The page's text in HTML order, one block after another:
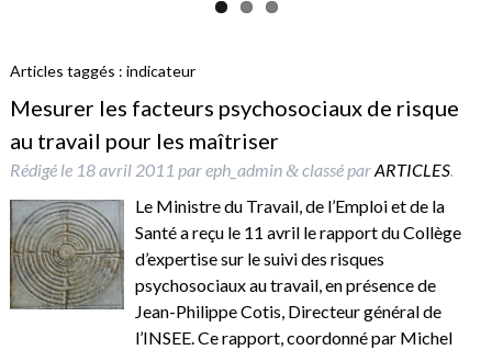
Articles taggés : indicateur
Mesurer les facteurs psychosociaux de risque
au travail pour les maîtriser
Rédigé le 18 avril 2011 pareph_admin &classé parARTICLES.
Le Ministre du Travail, de l’Emploi et de la
Santé a reçu le 11 avril le rapport du Collège
d’expertise sur le suivi des risques
psychosociaux au travail, en présence de
Jean-Philippe Cotis, Directeur général de
l’INSEE. Ce rapport, coordonné par Michel